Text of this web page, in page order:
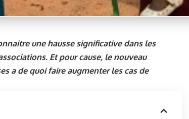
une hausse significative dans les
Et pour cause, le nouveau
a de quoi faire augmenter les cas de